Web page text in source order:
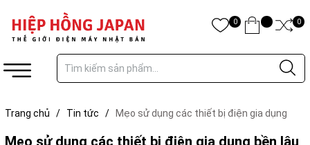
0 0
Trang chủ / Tin tức /
Mẹo sử dụng các thiết bị điện gia dụng
Mẹo sử dụng các thiết bị điện gia dụng bền lâu